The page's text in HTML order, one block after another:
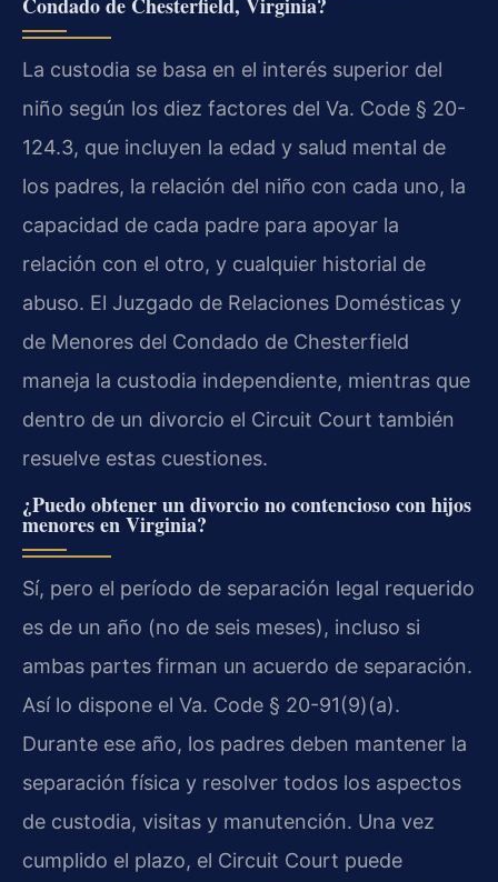
Condado de Chesterfield, Virginia?
La custodia se basa en el interés superior del
niño según los diez factores del Va. Code § 20-
124.3, que incluyen la edad y salud mental de
los padres, la relación del niño con cada uno, la
capacidad de cada padre para apoyar la
relación con el otro, y cualquier historial de
abuso. El Juzgado de Relaciones Domésticas y
de Menores del Condado de Chesterfield
maneja la custodia independiente, mientras que
dentro de un divorcio el Circuit Court también
resuelve estas cuestiones.
¿Puedo obtener un divorcio no contencioso con hijos
menores en Virginia?
Sí, pero el período de separación legal requerido
es de un año (no de seis meses), incluso si
ambas partes firman un acuerdo de separación.
Así lo dispone el Va. Code § 20-91(9)(a).
Durante ese año, los padres deben mantener la
separación física y resolver todos los aspectos
de custodia, visitas y manutención. Una vez
cumplido el plazo, el Circuit Court puede